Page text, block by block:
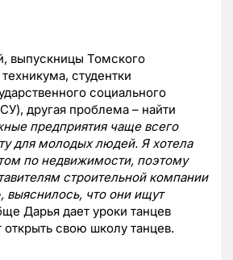
выпускницы Томского
студентки
социального
другая проблема – найти
предприятия чаще всего
для молодых людей. Я хотела
по недвижимости, поэтому
строительной компании
выяснилось, что они ищут
Дарья дает уроки танцев
свою школу танцев.